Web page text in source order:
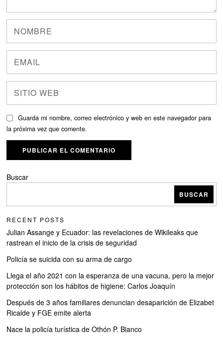
Guarda mi nombre, correo electrónico y web en este navegador para
la próxima vez que comente.
Buscar
BUSCAR
RECENT POSTS
Julian Assange y Ecuador: las revelaciones de Wikileaks que
rastrean el inicio de la crisis de seguridad
Policía se suicida con su arma de cargo
Llega el año 2021 con la esperanza de una vacuna, pero la mejor
protección son los hábitos de higiene: Carlos Joaquín
Después de 3 años familiares denuncian desaparición de Elizabet
Ricalde y FGE emite alerta
Nace la policía turística de Othón P. Blanco